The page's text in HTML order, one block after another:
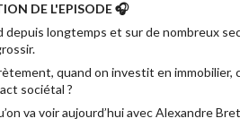
DE L'EPISODE 🎧
depuis longtemps et sur de nombreux
quand on investit en
sociétal ?
va voir aujourd’hui avec Alexandre